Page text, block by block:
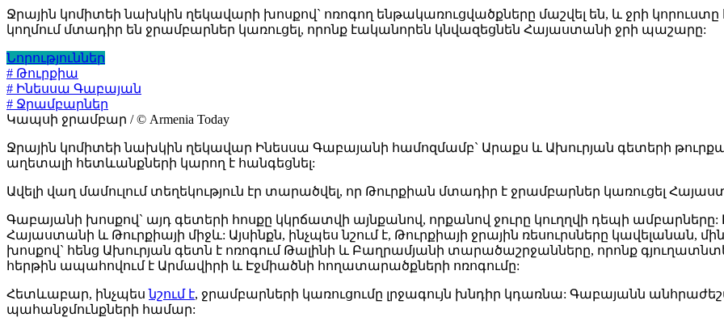
Ջրային կոմիտեի նախկին ղեկավարի խոսքով` ոռոգող ենթակառուցվածքները մաշվել են, և ջրի
կողմում մտադիր են ջրամբարներ կառուցել, որոնք էականորեն կնվազեցնեն Հայաստանի ջրի պաշարը:
Նորություններ
# Թուրքիա
# Ինեսսա Գաբայան
# Ջրամբարներ
Կապսի ջրամբար / © Armenia Today
Ջրային կոմիտեի նախկին ղեկավար Ինեսսա Գաբայանի համոզմամբ` Արաքս և Ախուրյան գետերի
աղետալի հետևանքների կարող է հանգեցնել:
Ավելի վաղ մամուլում տեղեկություն էր տարածվել, որ Թուրքիան մտադիր է ջրամբարներ կառուցել
Գաբայանի խոսքով` այդ գետերի հոսքը կկրճատվի այնքանով, որքանով ջուրը կուղղվի դեպի
Հայաստանի և Թուրքիայի միջև: Այսինքն, ինչպես նշում է, Թուրքիայի ջրային ռեսուրսները կավելանան,
խոսքով` հենց Ախուրյան գետն է ոռոգում Թալինի և Բաղրամյանի տարածաշրջանները, որոնք
հերթին ապահովում է Արմավիրի և Էջմիածնի հողատարածքների ոռոգումը:
Հետևաբար, ինչպեսնշում է, ջրամբարների կառուցումը լրջագույն խնդիր կդառնա: Գաբայանն
պահանջմունքների համար: